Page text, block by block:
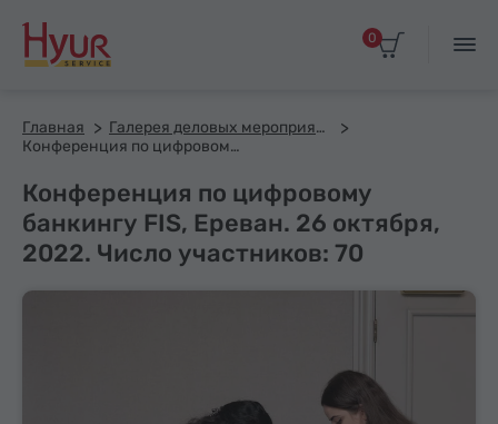
0
Главная
Галерея деловых мероприятий
Конференция по цифровому банкингу FIS, Ереван. 26 октября, 2022. Число участников: 70
Конференция по цифровому
банкингу FIS, Ереван. 26 октября,
2022. Число участников: 70